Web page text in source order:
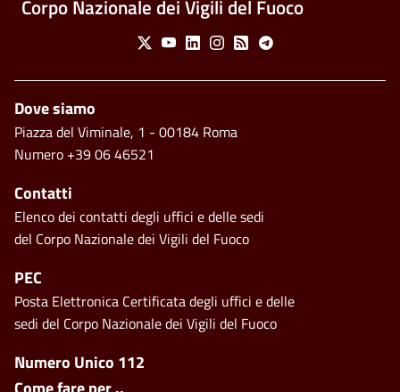
Corpo Nazionale dei Vigili del Fuoco
Social Menu
X YoutubeLinkedinInstagram
Feed Telegram
Footer side menu
Numero Unico 112
Piè di pagina
Dove siamo
Piazza del Viminale, 1 - 00184 Roma
Numero +39 06 46521
Contatti
Elenco dei contatti degli uffici e delle sedi
del Corpo Nazionale dei Vigili del Fuoco
PEC
Posta Elettronica Certificata degli uffici e delle
sedi del Corpo Nazionale dei Vigili del Fuoco